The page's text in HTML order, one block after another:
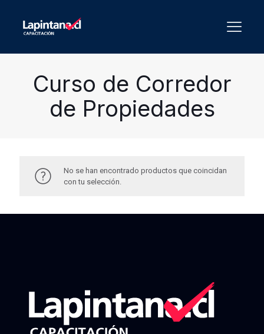
Curso de Corredor
de Propiedades
No se han encontrado productos que coincidan
con tu selección.